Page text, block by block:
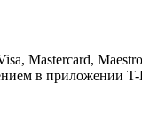
Mastercard,
в приложении